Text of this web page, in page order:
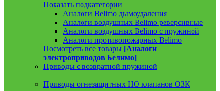
Показать подкатегории
Аналоги Belimo дымоудаления
Аналоги воздушных Belimo реверсивные
Аналоги воздушных Belimo с пружиной
Аналоги противопожарных Belimo
Посмотреть все товары [Аналоги
электроприводов Белимо]
Приводы с возвратной пружиной
Приводы огнезащитных НО клапанов ОЗК